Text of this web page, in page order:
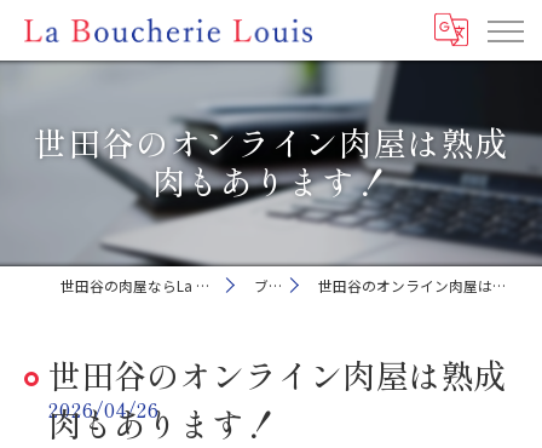
世田谷のオンライン肉屋は熟成
肉もあります！
世田谷の肉屋ならLa Boucherie Louis ブログ 世田谷のオンライン肉屋は熟成肉もあります！
世田谷のオンライン肉屋は熟成
肉もあります！
2026/04/26